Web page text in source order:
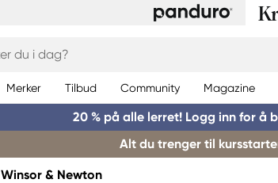
Merker Tilbud Community Magazine
20 % på alle lerret! Logg inn for å
Alt du trenger til
Winsor & Newton